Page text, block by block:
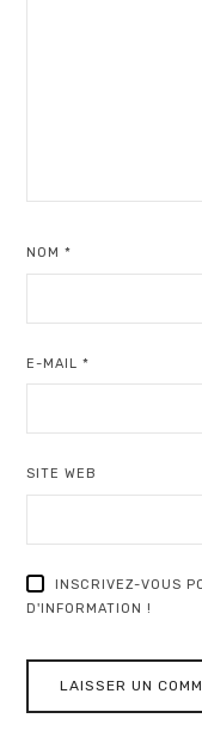
NOM*
E-MAIL*
SITE WEB
INSCRIVEZ-VOUS
D'INFORMATION !